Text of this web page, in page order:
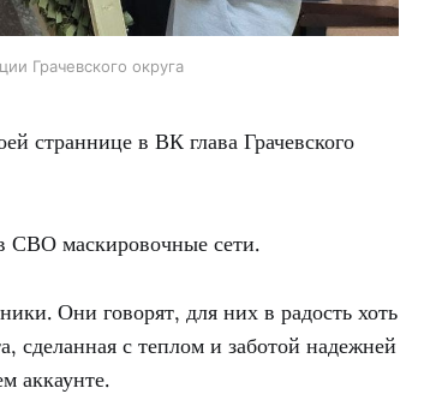
Грачевского округа
страннице в ВК глава Грачевского
СВО маскировочные сети.
Они говорят, для них в радость хоть
сделанная с теплом и заботой надежней
аккаунте.